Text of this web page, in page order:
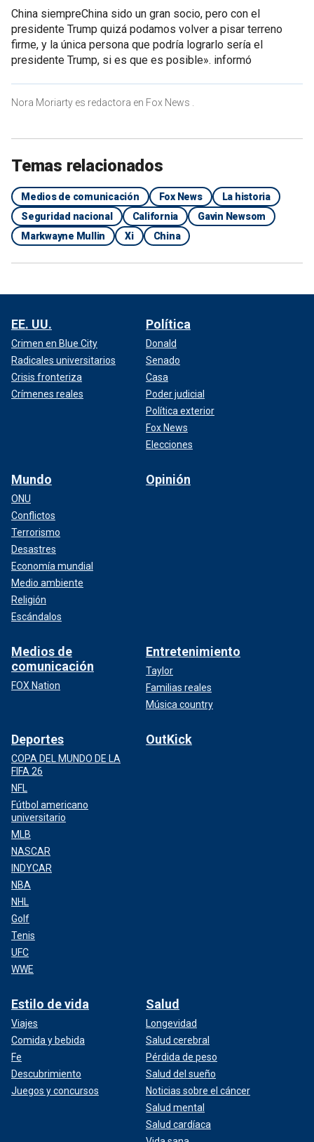
China siempreChina sido un gran socio, pero con el
presidente Trump quizá podamos volver a pisar terreno
firme, y la única persona que podría lograrlo sería el
presidente Trump, si es que es posible». informó
Nora Moriarty es redactora en Fox News .
Temas relacionados
Medios de comunicación Fox News
La historia
Seguridad nacional
California
Gavin Newsom
Markwayne Mullin
Xi China
EE. UU.
Crimen en Blue City
Radicales universitarios
Crisis fronteriza
Crímenes reales
Política
Donald
Senado
Casa
Poder judicial
Política exterior
Fox News
Elecciones
Mundo
ONU
Conflictos
Terrorismo
Desastres
Economía mundial
Medio ambiente
Religión
Escándalos
Opinión
Medios de
comunicación
FOX Nation
Entretenimiento
Taylor
Familias reales
Música country
Deportes
COPA DEL MUNDO DE LA
FIFA 26
NFL
Fútbol americano
universitario
MLB
NASCAR
INDYCAR
NBA
NHL
Golf
Tenis
UFC
WWE
OutKick
Estilo de vida
Viajes
Comida y bebida
Fe
Descubrimiento
Juegos y concursos
Salud
Longevidad
Salud cerebral
Pérdida de peso
Salud del sueño
Noticias sobre el cáncer
Salud mental
Salud cardíaca